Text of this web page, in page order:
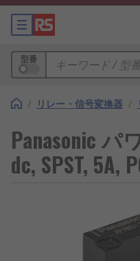
型番
/ リレー・信号変換器 /
Panasonic パ
dc, SPST, 5A,